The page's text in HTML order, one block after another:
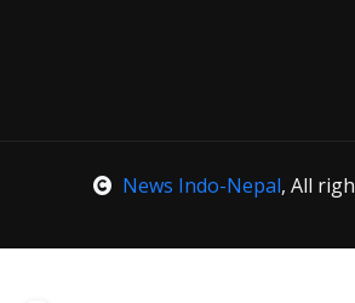
News Indo-Nepal, All